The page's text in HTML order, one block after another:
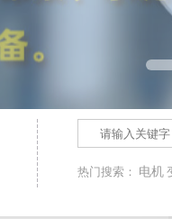
热门搜索： 电机